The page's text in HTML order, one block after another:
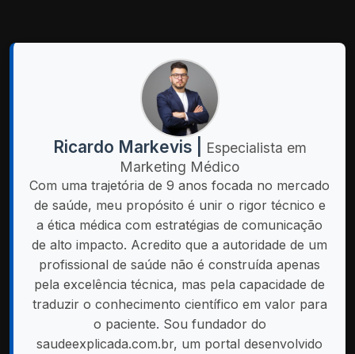
Ricardo Markevis |
Especialista em
Marketing Médico
Com uma trajetória de 9 anos focada no mercado
de saúde, meu propósito é unir o rigor técnico e
a ética médica com estratégias de comunicação
de alto impacto. Acredito que a autoridade de um
profissional de saúde não é construída apenas
pela excelência técnica, mas pela capacidade de
traduzir o conhecimento científico em valor para
o paciente. Sou fundador do
saudeexplicada.com.br, um portal desenvolvido